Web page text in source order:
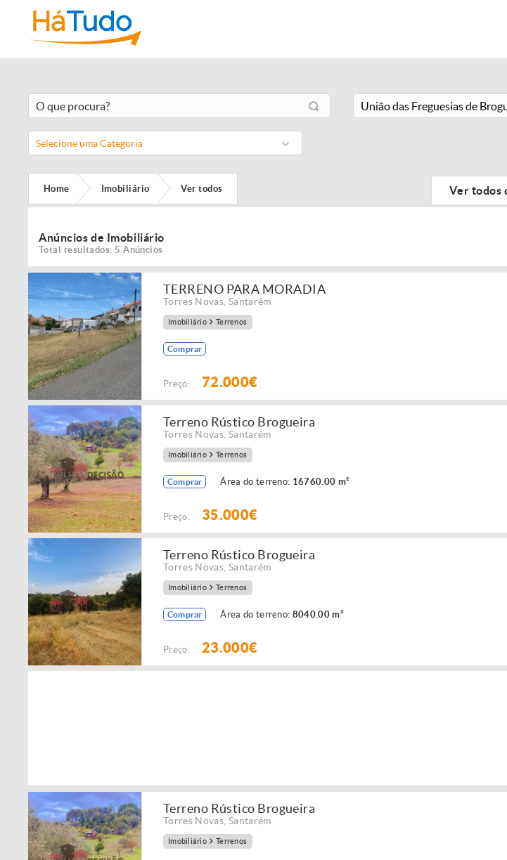
Selecione uma Categoria
Home Imobiliário Ver todos Ver todos
Anúncios de Imobiliário
Total resultados: 5 Anúncios
TERRENO PARA MORADIA
Torres Novas Santarém
Imobiliário Terrenos
Comprar
Preço: 72.000€
Terreno Rústico Brogueira
Torres Novas Santarém
Imobiliário Terrenos
Comprar Área do terreno: 16760.00 m²
Preço: 35.000€
Terreno Rústico Brogueira
Torres Novas Santarém
Imobiliário Terrenos
Comprar Área do terreno: 8040.00 m²
Preço: 23.000€
Terreno Rústico Brogueira
Torres Novas Santarém
Imobiliário Terrenos